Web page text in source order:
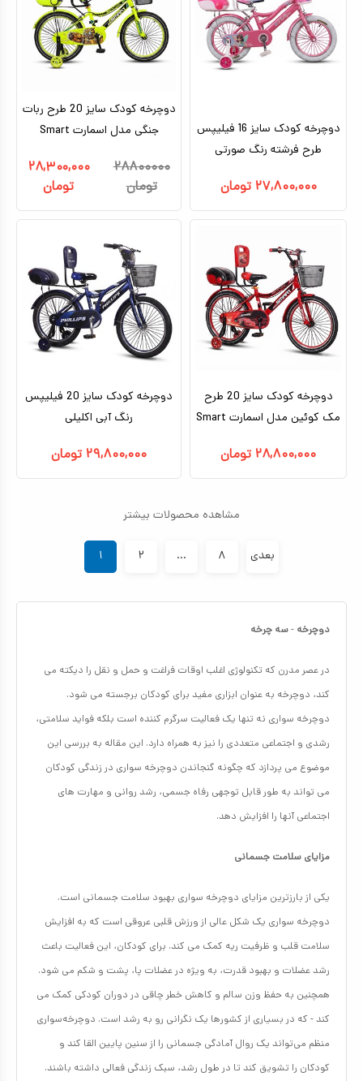
دوچرخه کودک سایز 16 فیلیپس
طرح فرشته رنگ صورتی
۲۷,۸۰۰,۰۰۰ تومان
دوچرخه کودک سایز 20 طرح ربات
جنگی مدل اسمارت Smart
۲۸۸۰۰۰۰۰
تومان
۲۸,۳۰۰,۰۰۰
تومان
دوچرخه کودک سایز 20 طرح
مک‌ کوئین مدل اسمارت Smart
۲۸,۸۰۰,۰۰۰ تومان
دوچرخه کودک سایز 20 فیلیپس
رنگ آبی اکلیلی
۲۹,۸۰۰,۰۰۰ تومان
مشاهده محصولات بیشتر
۱ ۲ ... ۸ بعدی
دوچرخه -سه چرخه
در عصر مدرن که تکنولوژی اغلب اوقات فراغت و حمل و نقل را دیکته می
کند، دوچرخه به عنوان ابزاری مفید برای کودکان برجسته می شود.
دوچرخه سواری نه تنها یک فعالیت سرگرم کننده است بلکه فواید سلامتی،
رشدی و اجتماعی متعددی را نیز به همراه دارد. این مقاله به بررسی این
موضوع می پردازد که چگونه گنجاندن دوچرخه سواری در زندگی کودکان
می تواند به طور قابل توجهی رفاه جسمی، رشد روانی و مهارت های
اجتماعی آنها را افزایش دهد.
مزایای سلامت جسمانی
یکی از بارزترین مزایای دوچرخه سواری بهبود سلامت جسمانی است.
دوچرخه سواری یک شکل عالی از ورزش قلبی عروقی است که به افزایش
سلامت قلب و ظرفیت ریه کمک می کند. برای کودکان، این فعالیت باعث
رشد عضلات و بهبود قدرت، به ویژه در عضلات پا، پشت و شکم می شود.
همچنین به حفظ وزن سالم و کاهش خطر چاقی در دوران کودکی کمک می
کند - که در بسیاری از کشورها یک نگرانی رو به رشد است. دوچرخه‌سواری
منظم می‌تواند یک روال آمادگی جسمانی را از سنین پایین القا کند و
کودکان را تشویق کند تا در طول رشد، سبک زندگی فعالی داشته باشند.